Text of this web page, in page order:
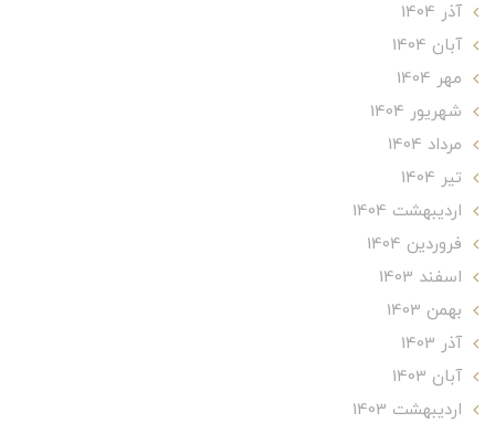
آذر 1404
آبان 1404
مهر 1404
شهریور 1404
مرداد 1404
تير 1404
ارديبهشت 1404
فروردین 1404
اسفند 1403
بهمن 1403
آذر 1403
آبان 1403
ارديبهشت 1403